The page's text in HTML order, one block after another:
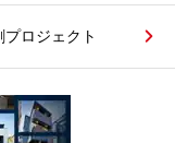
プロジェクト